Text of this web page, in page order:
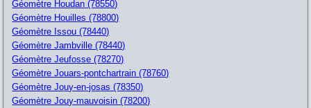
Géomètre Houdan (78550)
Géomètre Houilles (78800)
Géomètre Issou (78440)
Géomètre Jambville (78440)
Géomètre Jeufosse (78270)
Géomètre Jouars-pontchartrain (78760)
Géomètre Jouy-en-josas (78350)
Géomètre Jouy-mauvoisin (78200)